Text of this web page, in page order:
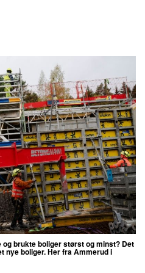
brukte boliger størst og minst? Det
nye boliger. Her fra Ammerud i